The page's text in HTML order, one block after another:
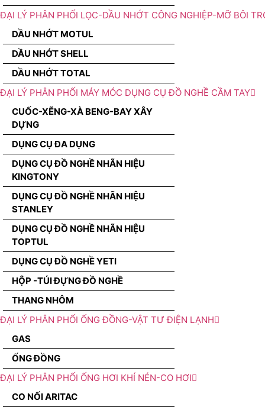
ĐẠI LÝ PHÂN PHỐI LỌC-DẦU NHỚT CÔNG NGHIỆP-MỠ BÔI
DẦU NHỚT MOTUL
DẦU NHỚT SHELL
DẦU NHỚT TOTAL
ĐẠI LÝ PHÂN PHỐI MÁY MÓC DỤNG CỤ ĐỒ NGHỀ CẦM TAY
CUỐC-XẼNG-XÀ BENG-BAY XÂY
DỰNG
DỤNG CỤ ĐA DỤNG
DỤNG CỤ ĐỒ NGHỀ NHÃN HIỆU
KINGTONY
DỤNG CỤ ĐỒ NGHỀ NHÃN HIỆU
STANLEY
DỤNG CỤ ĐỒ NGHỀ NHÃN HIỆU
TOPTUL
DỤNG CỤ ĐỒ NGHỀ YETI
HỘP -TÚI ĐỰNG ĐỒ NGHỀ
THANG NHÔM
ĐẠI LÝ PHÂN PHỐI ỐNG ĐỒNG-VẬT TƯ ĐIỆN LẠNH
GAS
ỐNG ĐỒNG
ĐẠI LÝ PHÂN PHỐI ỐNG HƠI KHÍ NÉN-CO HƠI
CO NỐI ARITAC